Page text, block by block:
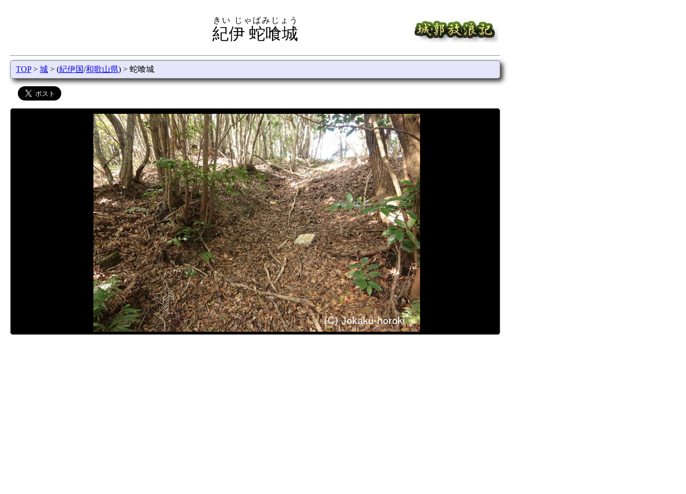
紀伊 蛇喰城
きい じゃばみじょう
TOP> 城 > (紀伊国/和歌山県) > 蛇喰城